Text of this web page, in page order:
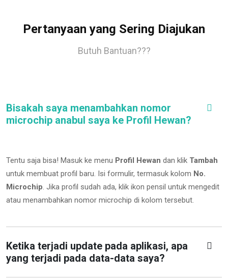
Pertanyaan yang Sering Diajukan
Butuh Bantuan???
Bisakah saya menambahkan nomor
microchip anabul saya ke Profil Hewan?
Tentu saja bisa! Masuk ke menu Profil Hewan dan klik Tambah
untuk membuat profil baru. Isi formulir, termasuk kolom No.
Microchip. Jika profil sudah ada, klik ikon pensil untuk mengedit
atau menambahkan nomor microchip di kolom tersebut.
Ketika terjadi update pada aplikasi, apa
yang terjadi pada data-data saya?